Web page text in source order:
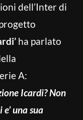
dell’Inter di
ha parlato
A:
Icardi? Non
una sua